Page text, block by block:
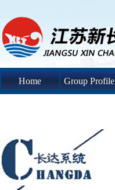
Home Group Profile